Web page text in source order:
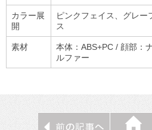
カラー展
開
ピンクフェイス、グレー
ス
素材
本体：ABS+PC / 顔部：
ルファー